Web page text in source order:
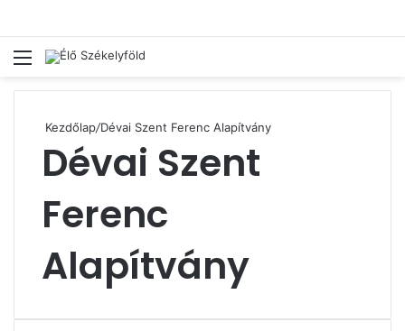
Menü
Kezdőlap/Dévai Szent Ferenc Alapítvány
Dévai Szent
Ferenc
Alapítvány